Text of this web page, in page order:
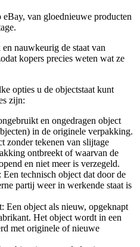
van gloednieuwe producten
nauwkeurig de staat van
kopers precies weten wat ze
opties u de objectstaat kunt
zijn:
en ongedragen object
in de originele verpakking.
zonder tekenen van slijtage
ontbreekt of waarvan de
en niet meer is verzegeld.
technisch object dat door de
partij weer in werkende staat is
Een object als nieuw, opgeknapt
Het object wordt in een
met originele of nieuwe